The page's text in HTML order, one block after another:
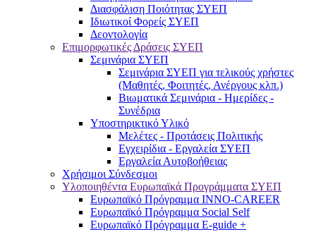
Διασφάλιση Ποιότητας ΣΥΕΠ
Ιδιωτικοί Φορείς ΣΥΕΠ
Δεοντολογία
Επιμορφωτικές Δράσεις ΣΥΕΠ
Σεμινάρια ΣΥΕΠ
Σεμινάρια ΣΥΕΠ για τελικούς χρήστες
(Μαθητές, Φοιτητές, Ανέργους κλπ.)
Βιωματικά Σεμινάρια - Ημερίδες -
Συνέδρια
Υποστηρικτικό Υλικό
Μελέτες - Προτάσεις Πολιτικής
Εγχειρίδια - Εργαλεία ΣΥΕΠ
Εργαλεία Αυτοβοήθειας
Χρήσιμοι Σύνδεσμοι
Υλοποιηθέντα Ευρωπαϊκά Προγράμματα ΣΥΕΠ
Ευρωπαϊκό Πρόγραμμα INNO-CAREER
Ευρωπαϊκό Πρόγραμμα Social Self
Ευρωπαϊκό Πρόγραμμα E-guide +